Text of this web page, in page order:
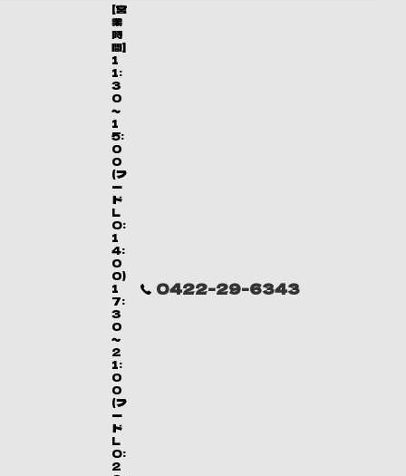
0422-29-6343
[営
業
時
間]
1
1:
3
0
～
1
5:
0
0
(フ
ー
ド
L
O:
1
4:
0
0)
1
7:
3
0
～
2
1:
0
0
(フ
ー
ド
L
O:
2